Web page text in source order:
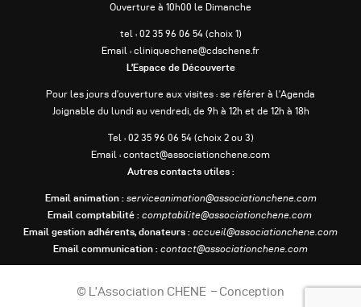
Ouverture à 10h00 le Dimanche
tel : 02 35 96 06 54 (choix 1)
Email : cliniquechene@cdschene.fr
L’Espace de Découverte
Pour les jours d’ouverture aux visites : se référer à l’Agenda
Joignable du lundi au vendredi, de 9h à 12h et de 12h à 18h
Tel : 02 35 96 06 54 (choix 2 ou 3)
Email : contact@associationchene.com
Autres contacts utiles :
Email animation : serviceanimation@associationchene.com
Email comptabilité : comptabilite@associationchene.com
Email gestion adhérents, donateurs : accueil@associationchene.com
Email communication : contact@associationchene.com
© L’Association CHENE – Conception